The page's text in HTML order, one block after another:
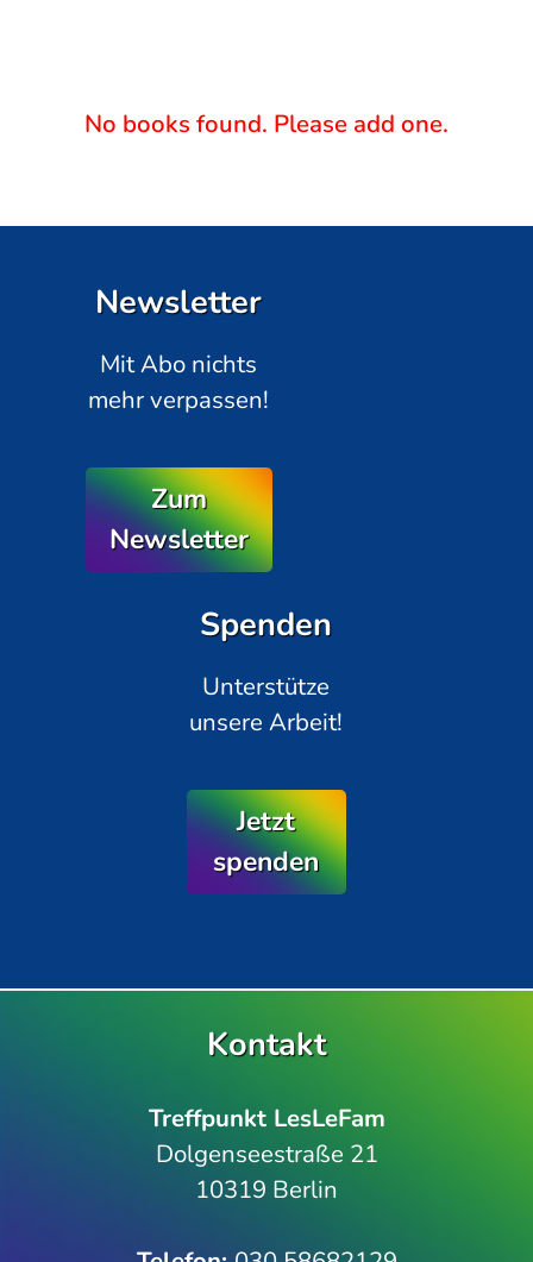
No books found. Please add one.
Newsletter
Mit Abo nichts
mehr verpassen!
Zum
Newsletter
Spenden
Unterstütze
unsere Arbeit!
Jetzt
spenden
Kontakt
Treffpunkt LesLeFam
Dolgenseestraße 21
10319 Berlin